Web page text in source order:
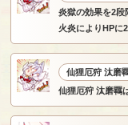
炎獄の効果を2段
火炎によりHPに
仙狸厄狩 汰磨
仙狸厄狩 汰磨羈